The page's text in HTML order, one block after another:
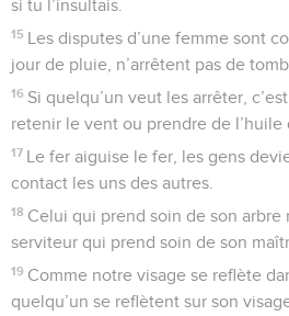
si tu l’insultais.
15 Les disputes d’une femme sont
jour de pluie, n’arrêtent pas de
16 Si quelqu’un veut les arrêter,
retenir le vent ou prendre de l’huile
17 Le fer aiguise le fer, les gens
contact les uns des autres.
18 Celui qui prend soin de son arbre
serviteur qui prend soin de son
19 Comme notre visage se reflète
quelqu’un se reflètent sur son